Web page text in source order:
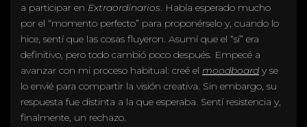
a participar en Extraordinarios. Había esperado mucho
por el “momento perfecto” para proponérselo y, cuando lo
hice, sentí que las cosas fluyeron. Asumí que el “sí” era
definitivo, pero todo cambió poco después. Empecé a
avanzar con mi proceso habitual: creé el moodboardy se
lo envié para compartir la visión creativa. Sin embargo, su
respuesta fue distinta a la que esperaba. Sentí resistencia y,
finalmente, un rechazo.